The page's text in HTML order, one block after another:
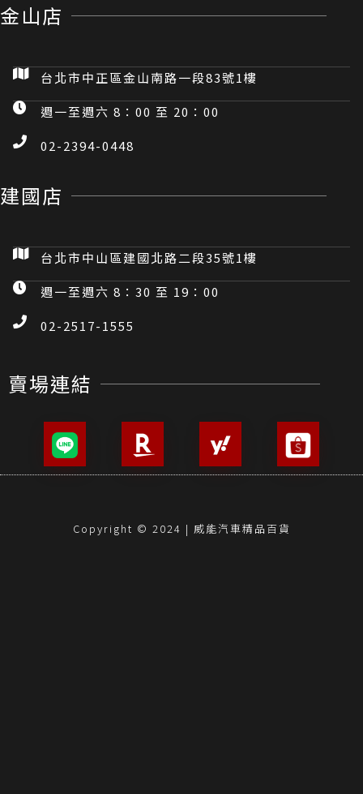
金山店
台北市中正區金山南路一段83號1樓
週一至週六 8：00 至 20：00
02-2394-0448
建國店
台北市中山區建國北路二段35號1樓
週一至週六 8：30 至 19：00
02-2517-1555
賣場連結
Copyright © 2024 | 威能汽車精品百貨